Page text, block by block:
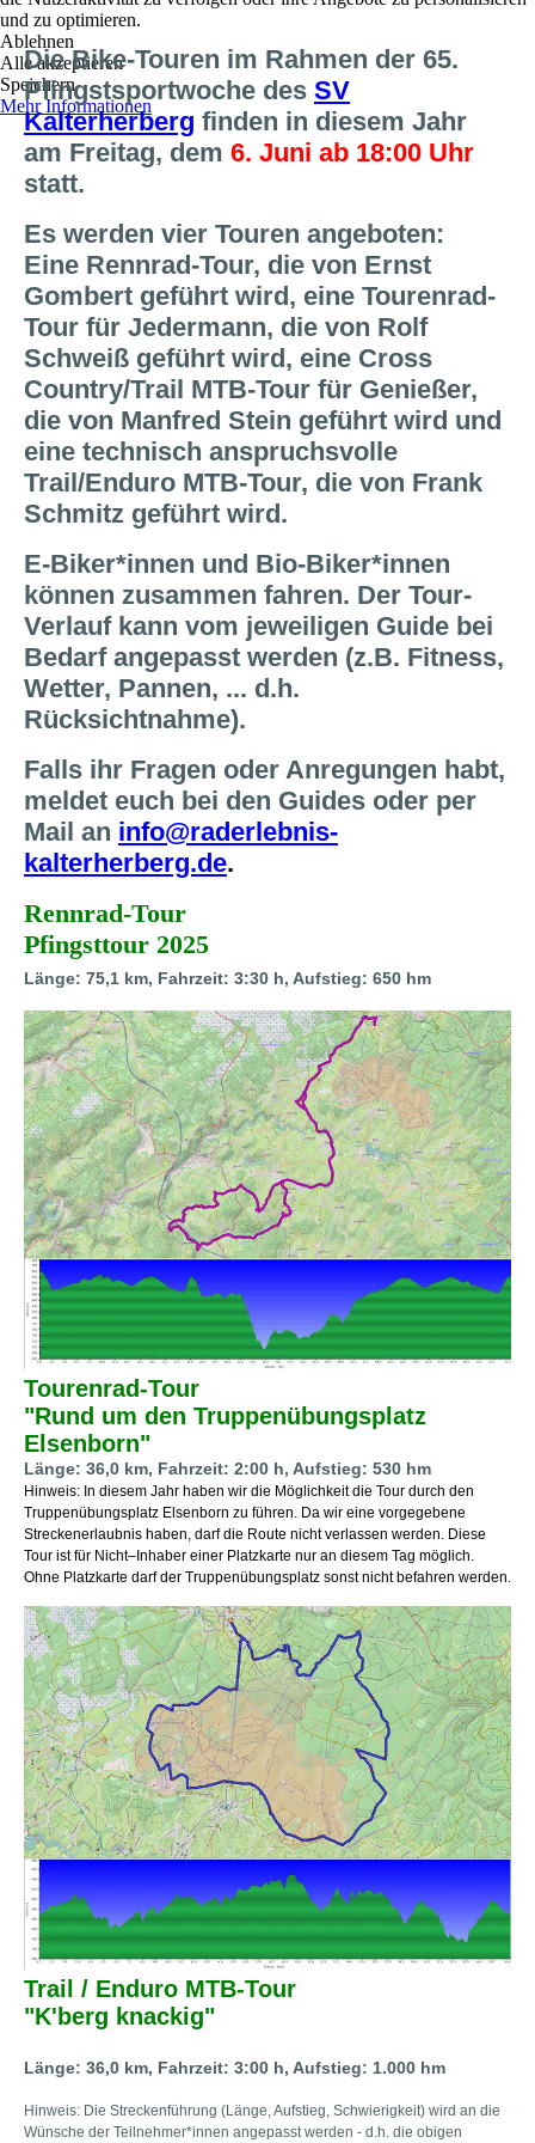
Die Bike-Touren im Rahmen der 65.
Pfingstsportwoche des SV
Kalterherberg finden in diesem Jahr
am Freitag, dem 6. Juni ab 18:00 Uhr
statt.
Es werden vier Touren angeboten:
Eine Rennrad-Tour, die von Ernst
Gombert geführt wird, eine Tourenrad-
Tour für Jedermann, die von Rolf
Schweiß geführt wird, eine Cross
Country/Trail MTB-Tour für Genießer,
die von Manfred Stein geführt wird und
eine technisch anspruchsvolle
Trail/Enduro MTB-Tour, die von Frank
Schmitz geführt wird.
E-Biker*innen und Bio-Biker*innen
können zusammen fahren. Der Tour-
Verlauf kann vom jeweiligen Guide bei
Bedarf angepasst werden (z.B. Fitness,
Wetter, Pannen, ... d.h.
Rücksichtnahme).
Falls ihr Fragen oder Anregungen habt,
meldet euch bei den Guides oder per
Mail an info@raderlebnis-
kalterherberg.de.
Rennrad-Tour
Pfingsttour 2025
Länge: 75,1 km, Fahrzeit: 3:30 h, Aufstieg: 650 hm
Tourenrad-Tour
"Rund um den Truppenübungsplatz
Elsenborn"
Länge: 36,0 km, Fahrzeit: 2:00 h, Aufstieg: 530 hm
Hinweis: In diesem Jahr haben wir die Möglichkeit die Tour durch den
Truppenübungsplatz Elsenborn zu führen. Da wir eine vorgegebene
Streckenerlaubnis haben, darf die Route nicht verlassen werden. Diese
Tour ist für Nicht–Inhaber einer Platzkarte nur an diesem Tag möglich.
Ohne Platzkarte darf der Truppenübungsplatz sonst nicht befahren werden.
Trail / Enduro MTB-Tour
"K'berg knackig"
Länge: 36,0 km, Fahrzeit: 3:00 h, Aufstieg: 1.000 hm
Hinweis: Die Streckenführung (Länge, Aufstieg, Schwierigkeit) wird an die
Wünsche der Teilnehmer*innen angepasst werden - d.h. die obigen
und zu optimieren.
Ablehnen
Alle akzeptieren
Speichern
Mehr Informationen